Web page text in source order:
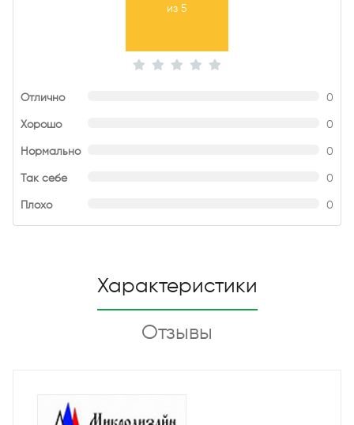
из 5
Отлично 0
Хорошо 0
Нормально 0
Так себе 0
Плохо 0
Характеристики
Отзывы